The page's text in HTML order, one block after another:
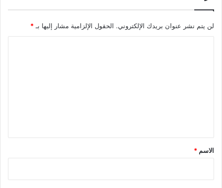
لن يتم نشر عنوان بريدك الإلكتروني. الحقول الإلزامية مشار إليها بـ *
*
الاسم *